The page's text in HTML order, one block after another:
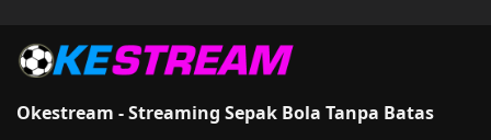
Okestream - Streaming Sepak Bola Tanpa Batas